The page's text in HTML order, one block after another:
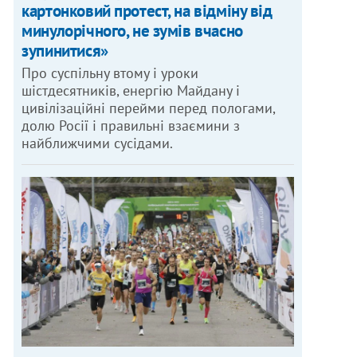
картонковий протест, на відміну від
минулорічного, не зумів вчасно
зупинитися»
Про суспільну втому і уроки
шістдесятників, енергію Майдану і
цивілізаційні перейми перед пологами,
долю Росії і правильні взаємини з
найближчими сусідами.